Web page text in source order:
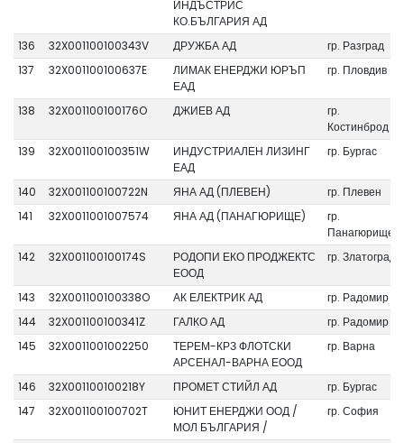
ИНДЪСТРИС
КО.БЪЛГАРИЯ АД
136 32X001100100343V ДРУЖБА АД
гр. Разград
137
32X001100100637E
ЛИМАК ЕНЕРДЖИ ЮРЪП
ЕАД
гр. Пловдив
138 32X001100100176O ДЖИЕВ АД
гр.
Костинброд
139
32X001100100351W
ИНДУСТРИАЛЕН ЛИЗИНГ
ЕАД
гр. Бургас
140 32X001100100722N ЯНА АД (ПЛЕВЕН)
гр. Плевен
141
32X0011001007574 ЯНА АД (ПАНАГЮРИЩЕ)
гр.
Панагюрище
142
32X001100100174S
РОДОПИ ЕКО ПРОДЖЕКТС
ЕООД
гр. Златоград
143 32X001100100338O АК ЕЛЕКТРИК АД
гр. Радомир
144
32X001100100341Z ГАЛКО АД
гр. Радомир
145
32X0011001002250
ТЕРЕМ-КРЗ ФЛОТСКИ
АРСЕНАЛ-ВАРНА ЕООД
гр. Варна
146 32X001100100218Y ПРОМЕТ СТИЙЛ АД
гр. Бургас
147
32X001100100702T
ЮНИТ ЕНЕРДЖИ ООД /
МОЛ БЪЛГАРИЯ /
гр. София